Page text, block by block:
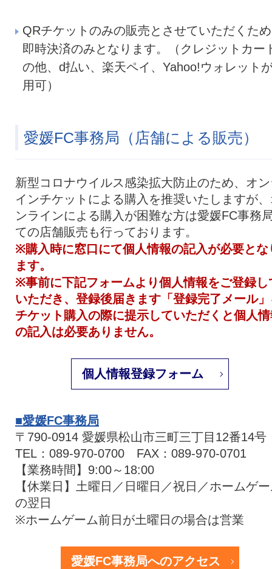
QRチケットのみの販売とさせていただくた
即時決済のみとなります。（クレジットカー
の他、d払い、楽天ペイ、Yahoo!ウォレット
用可）
愛媛FC事務局（店舗による販売）
新型コロナウイルス感染拡大防止のため、オ
インチケットによる購入を推奨いたしますが
ンラインによる購入が困難な方は愛媛FC事務
ての店舗販売も行っております。
※購入時に窓口にて個人情報の記入が必要とな
ます。
※事前に下記フォームより個人情報をご登録し
いただき、登録後届きます「登録完了メール
チケット購入の際に提示していただくと個人
の記入は必要ありません。
個人情報登録フォーム
■愛媛FC事務局
〒790-0914 愛媛県松山市三町三丁目12番14号
TEL：089-970-0700 FAX：089-970-0701
【業務時間】9:00～18:00
【休業日】土曜日／日曜日／祝日／ホームゲ
の翌日
※ホームゲーム前日が土曜日の場合は営業
愛媛FC事務局へのアクセス